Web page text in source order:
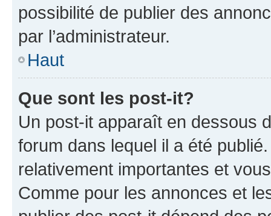
possibilité de publier des
par l’administrateur.
Haut
Que sont les post-it?
Un post-it apparaît en dessous
forum dans lequel il a été
relativement importantes et
Comme pour les annonces et